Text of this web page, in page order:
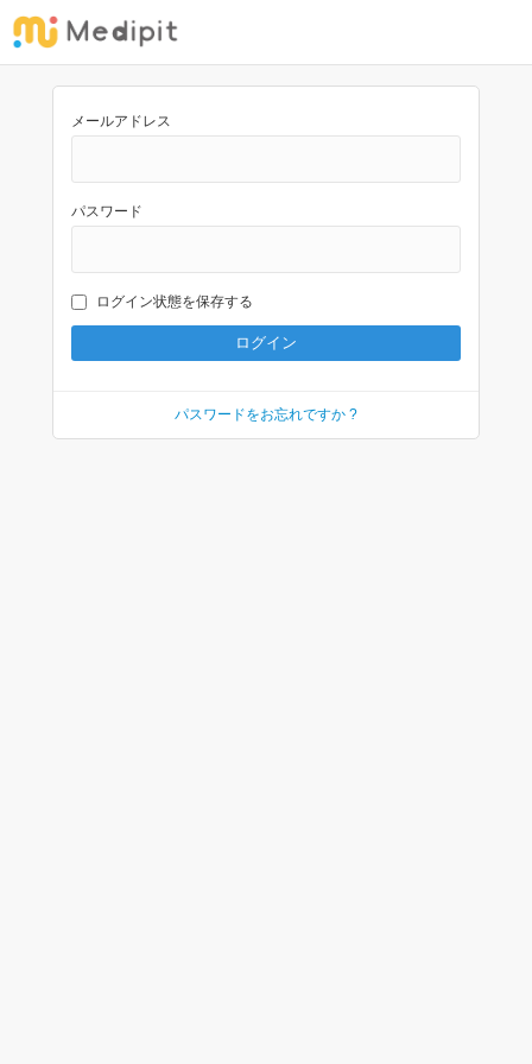
メールアドレス
パスワード
ログイン状態を保存する
パスワードをお忘れですか ?